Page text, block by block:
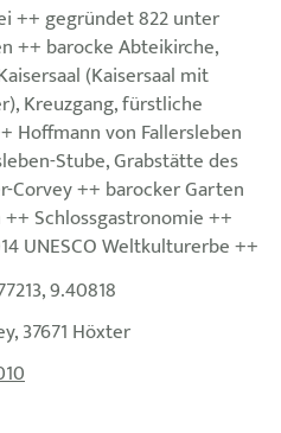
++ gegründet 822 unter
++ barocke Abteikirche,
(Kaisersaal mit
Kreuzgang, fürstliche
Hoffmann von Fallersleben
Stube, Grabstätte des
Corvey ++ barocker Garten
Schlossgastronomie ++
UNESCO Weltkulturerbe ++
9.40818
37671 Höxter